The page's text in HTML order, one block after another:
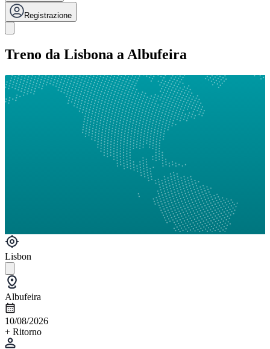
Registrazione
Treno da Lisbona a Albufeira
Lisbon
Albufeira
10/08/2026
+ Ritorno